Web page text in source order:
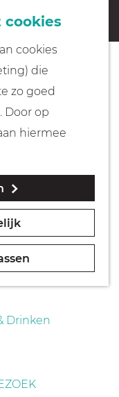
cookies
die
zo goed
Door op
hiermee
museum
Drinken